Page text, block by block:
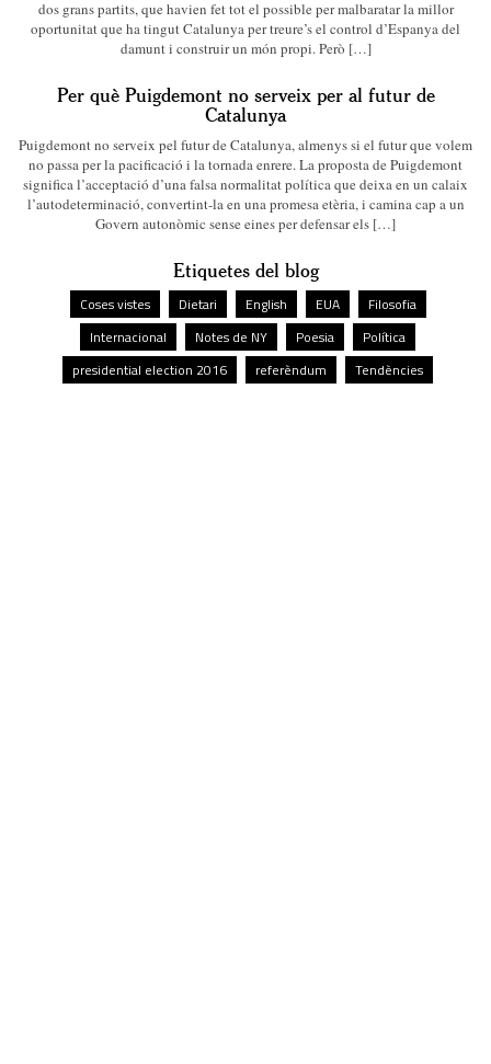
dos grans partits, que havien fet tot el possible per malbaratar la millor
oportunitat que ha tingut Catalunya per treure’s el control d’Espanya del
damunt i construir un món propi. Però […]
Per què Puigdemont no serveix per al futur de
Catalunya
Puigdemont no serveix pel futur de Catalunya, almenys si el futur que volem
no passa per la pacificació i la tornada enrere. La proposta de Puigdemont
significa l’acceptació d’una falsa normalitat política que deixa en un calaix
l’autodeterminació, convertint-la en una promesa etèria, i camina cap a un
Govern autonòmic sense eines per defensar els […]
Etiquetes del blog
Coses vistes Dietari English EUA
Filosofia
Internacional
Notes de NY Poesia
Política
presidential election 2016
referèndum Tendències